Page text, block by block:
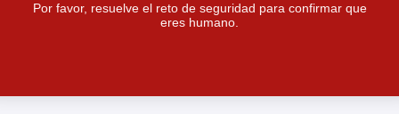
Por favor, resuelve el reto de seguridad para confirmar que
eres humano.